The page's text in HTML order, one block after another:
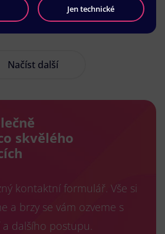
Načíst další
skvělého
kontaktní formulář. Vše si
a brzy se vám ozveme s
dalšího postupu.
Jen technické